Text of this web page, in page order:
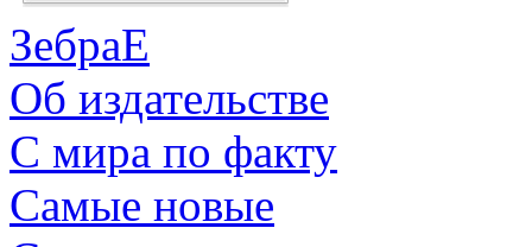
ЗебраЕ
Об издательстве
С мира по факту
Самые новые